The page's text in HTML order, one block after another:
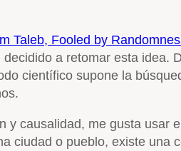
Taleb, Fooled by
decidido a retomar esta idea.
científico supone la
y causalidad, me gusta usar
ciudad o pueblo, existe una